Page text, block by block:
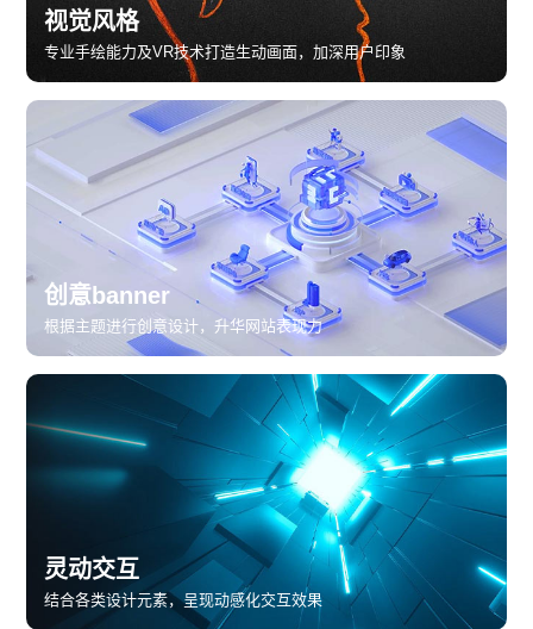
视觉风格
专业手绘能力及VR技术打造生动画面，加深用户印象
创意banner
根据主题进行创意设计，升华网站表现力
灵动交互
结合各类设计元素，呈现动感化交互效果